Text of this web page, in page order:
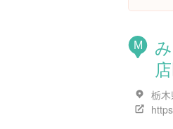
M
店